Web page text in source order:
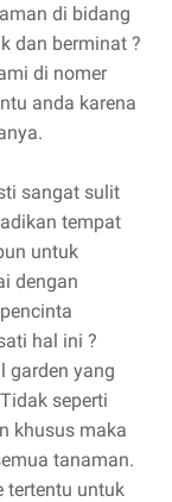
di bidang
dan berminat ?
di nomer
anda karena
sangat sulit
tempat
untuk
dengan
hal ini ?
garden yang
seperti
khusus maka
tanaman.
tertentu untuk